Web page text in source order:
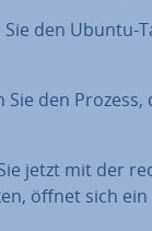
Sie den Ubuntu-
Sie den
jetzt mit der
öffnet sich